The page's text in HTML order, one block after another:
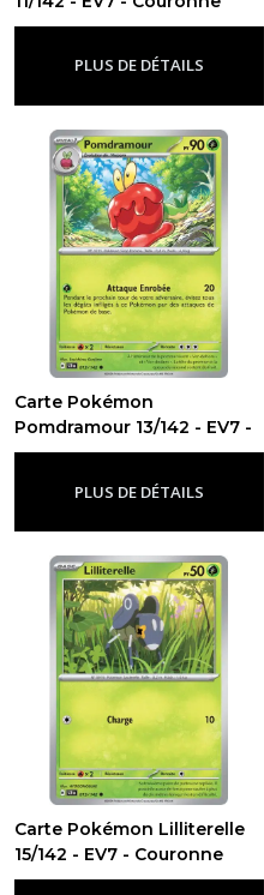
Stellaire-Ev7 - Couronne Stellaire
PLUS DE DÉTAILS
Carte Pokémon
Pomdramour 13/142 - EV7 -
Couronne Stellaire-Ev7 -
PLUS DE DÉTAILS
Carte Pokémon Lilliterelle
15/142 - EV7 - Couronne
Stellaire-Ev7 - Couronne Stellaire